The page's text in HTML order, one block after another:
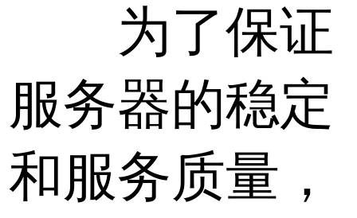
为了保证
服务器的稳定
和服务质量，